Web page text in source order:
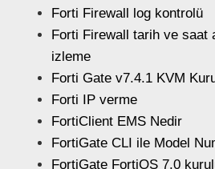
Forti Firewall log kontrolü
Forti Firewall tarih ve saat
izleme
Forti Gate v7.4.1 KVM
Forti IP verme
FortiClient EMS Nedir
FortiGate CLI ile Model
FortiGate FortiOS 7.0